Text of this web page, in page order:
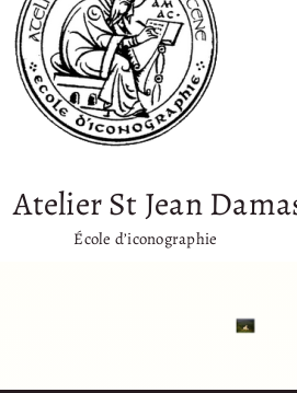
Atelier St Jean
École d’iconographie